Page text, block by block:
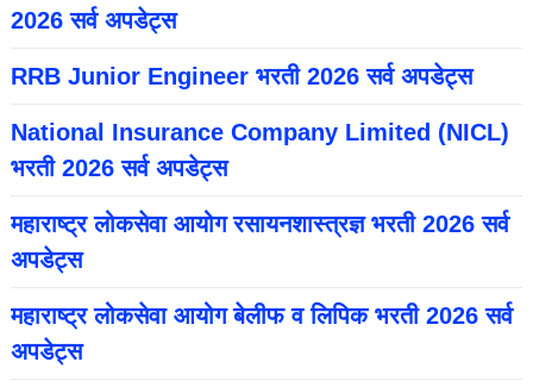
2026 सर्व अपडेट्स
RRB Junior Engineer भरती 2026 सर्व अपडेट्स
National Insurance Company Limited (NICL)
भरती 2026 सर्व अपडेट्स
महाराष्ट्र लोकसेवा आयोग रसायनशास्त्रज्ञ भरती 2026 सर्व
अपडेट्स
महाराष्ट्र लोकसेवा आयोग बेलीफ व लिपिक भरती 2026 सर्व
अपडेट्स